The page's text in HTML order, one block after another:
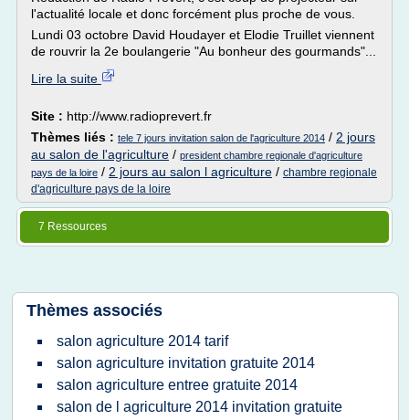
l'actualité locale et donc forcément plus proche de vous.
Lundi 03 octobre David Houdayer et Elodie Truillet viennent
de rouvrir la 2e boulangerie "Au bonheur des gourmands"...
Lire la suite
Site : http://www.radioprevert.fr
Thèmes liés : tele 7 jours invitation salon de l'agriculture 2014 / 2 jours
au salon de l'agriculture / president chambre regionale d'agriculture
pays de la loire / 2 jours au salon l agriculture / chambre regionale
d'agriculture pays de la loire
7 Ressources
Thèmes associés
salon agriculture 2014 tarif
salon agriculture invitation gratuite 2014
salon agriculture entree gratuite 2014
salon de l agriculture 2014 invitation gratuite